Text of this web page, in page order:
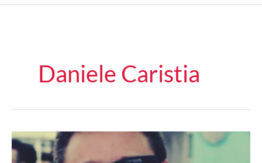
Daniele Caristia